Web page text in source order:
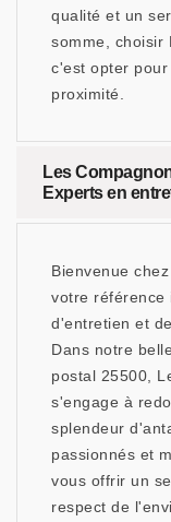
qualité et un
somme, choisir
c'est opter
proximité.
Les
Experts en
Bienvenue
votre référence
d'entretien et
Dans notre
postal 25500,
s'engage à
splendeur
passionnés et
vous offrir un
respect de